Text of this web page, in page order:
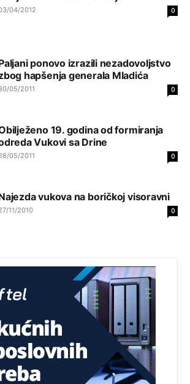
04/2012 0
ponovo izrazili nezadovoljstvo
hapšenja generala Mladića
05/2011 0
19. godina od formiranja
Vukovi sa Drine
05/2011 0
vukova na boričkoj visoravni
11/2010 0
јуче 11:28
јуче 11:30
bilo koje vrste (desktop, laptop ili
niti ima pristup računarima
јуче
da se umjesto dosadašnjeg znaka "X"
ispred kandidata mora u potpunosti
uvedeno je isključivo zbog tehničkih
skenera.
јуче
11:45
unijelo opravdan strah, posebno kada